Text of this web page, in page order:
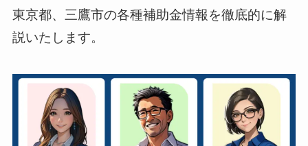
東京都、三鷹市の各種補助金情報を徹底的に解
説いたします。